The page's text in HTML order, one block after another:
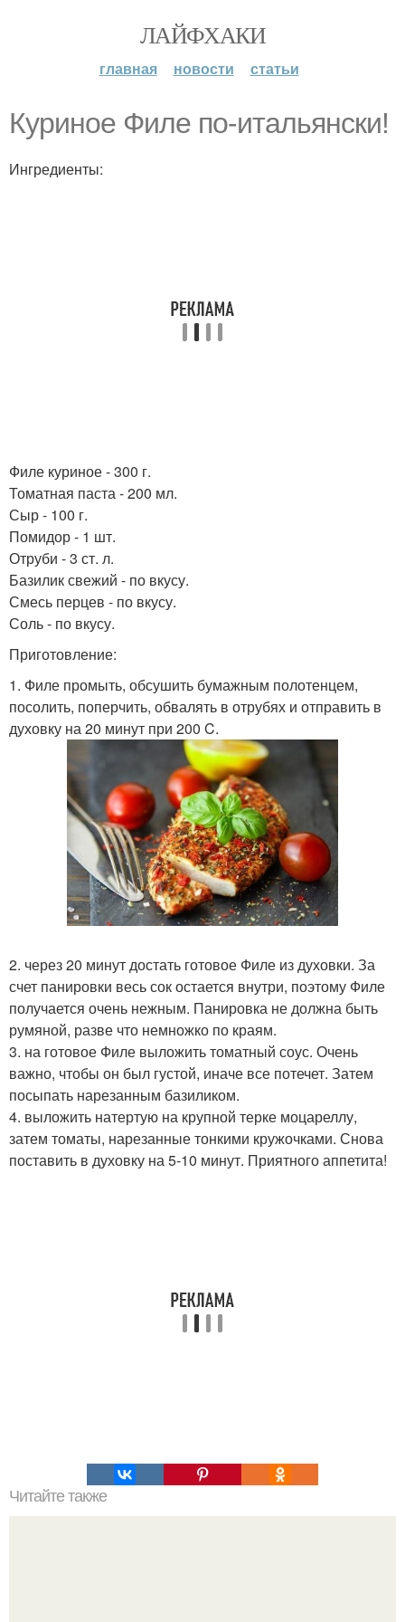
ЛАЙФХАКИ
главная новости статьи
Куриное Филе по-итальянски!
Ингредиенты:
Филе куриное - 300 г.
Томатная паста - 200 мл.
Сыр - 100 г.
Помидор - 1 шт.
Отруби - 3 ст. л.
Базилик свежий - по вкусу.
Смесь перцев - по вкусу.
Соль - по вкусу.
Приготовление:
1. Филе промыть, обсушить бумажным полотенцем,
посолить, поперчить, обвалять в отрубях и отправить в
духовку на 20 минут при 200 C.
2. через 20 минут достать готовое Филе из духовки. За
счет панировки весь сок остается внутри, поэтому Филе
получается очень нежным. Панировка не должна быть
румяной, разве что немножко по краям.
3. на готовое Филе выложить томатный соус. Очень
важно, чтобы он был густой, иначе все потечет. Затем
посыпать нарезанным базиликом.
4. выложить натертую на крупной терке моцареллу,
затем томаты, нарезанные тонкими кружочками. Снова
поставить в духовку на 5-10 минут. Приятного аппетита!
Читайте также